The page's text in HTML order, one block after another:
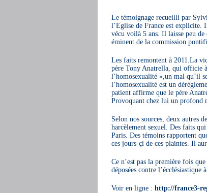
Le témoignage recueilli par
l’Eglise de France est explicite.
vécu voilà 5 ans. Il laisse peu
éminent de la commission
Les faits remontent à 2011.La
père Tony Anatrella, qui officie
l’homosexualité »,un mal qu’il
l’homosexualité est un
patient affirme que le père
Provoquant chez lui un profond
Selon nos sources, deux autres
harcèlement sexuel. Des faits
Paris. Des témoins rapportent
ces jours-çi de ces plaintes. Il
Ce n’est pas la première fois
déposées contre l’écclésiastique
Voir en ligne : http://france3-